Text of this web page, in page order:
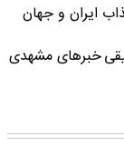
ایران و جهان
خبرهای مشهدی